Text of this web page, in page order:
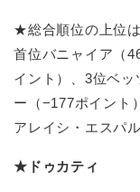
★総合順位の上位は
首位バニャイア（
イント）、3位ベ
ー（−177ポイント
アレイシ・エスパ
★ドゥカティ